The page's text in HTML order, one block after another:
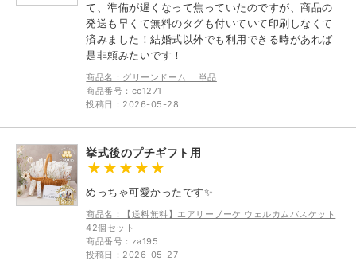
て、準備が遅くなって焦っていたのですが、商品の
発送も早くて無料のタグも付いていて印刷しなくて
済みました！結婚式以外でも利用できる時があれば
是非頼みたいです！
商品名：グリーンドーム 単品
商品番号：cc1271
投稿日：2026-05-28
挙式後のプチギフト用
めっちゃ可愛かったです✨
商品名：【送料無料】エアリーブーケ ウェルカムバスケット
42個セット
商品番号：za195
投稿日：2026-05-27